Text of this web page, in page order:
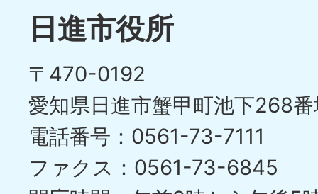
イ
目
の
ス
ラ
イ
ド
日進市役所
〒470-0192
愛知県日進市蟹甲町池下268
電話番号：0561-73-7111
ファクス：0561-73-6845